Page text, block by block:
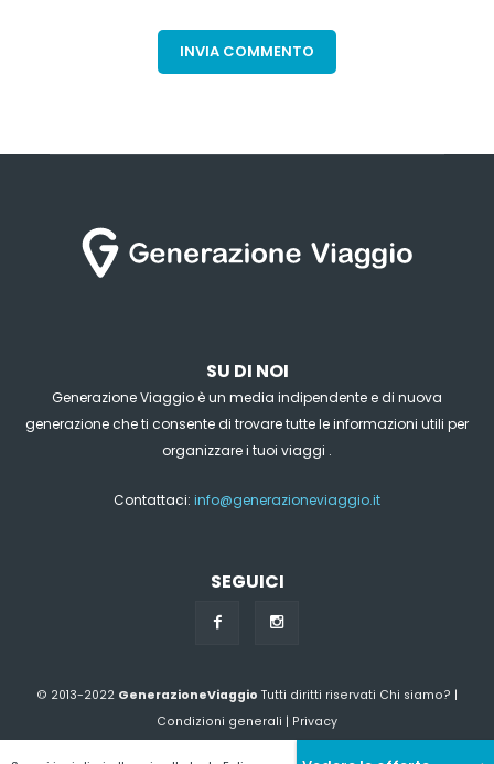
SU DI NOI
Generazione Viaggio è un media indipendente e di nuova
generazione che ti consente di trovare tutte le informazioni utili per
organizzare i tuoi viaggi .
Contattaci: info@generazioneviaggio.it
SEGUICI
© 2013-2022 GenerazioneViaggio Tutti diritti riservati Chi siamo? |
Condizioni generali | Privacy